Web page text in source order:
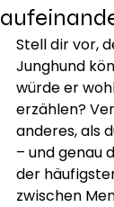
Stell dir vor,
Junghund
würde er
erzählen?
anderes, als
– und genau
der
zwischen